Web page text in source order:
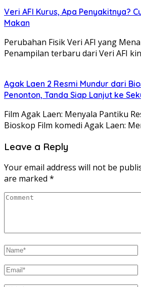
Veri AFI Kurus, Apa Penyakitnya?
Makan
Perubahan Fisik Veri AFI yang
Penampilan terbaru dari Veri AFI
Agak Laen 2 Resmi Mundur dari
Penonton, Tanda Siap Lanjut ke
Film Agak Laen: Menyala Pantiku
Bioskop Film komedi Agak Laen:
Leave a Reply
Your email address will not be
are marked *